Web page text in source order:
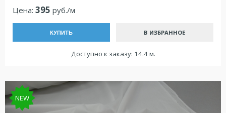
Цена: 395 руб./м
КУПИТЬ В ИЗБРАННОЕ
Доступно к заказу: 14.4 м.
NEW